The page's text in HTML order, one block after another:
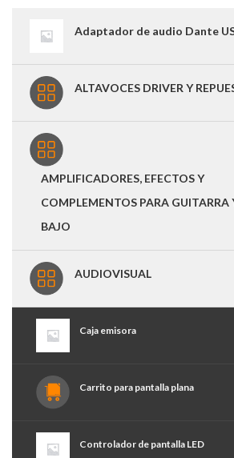
Adaptador de audio Dante
ALTAVOCES DRIVER Y
AMPLIFICADORES, EFECTOS Y
COMPLEMENTOS PARA GUITARRA
BAJO
AUDIOVISUAL
Caja emisora
Carrito para pantalla plana
Controlador de pantalla LED